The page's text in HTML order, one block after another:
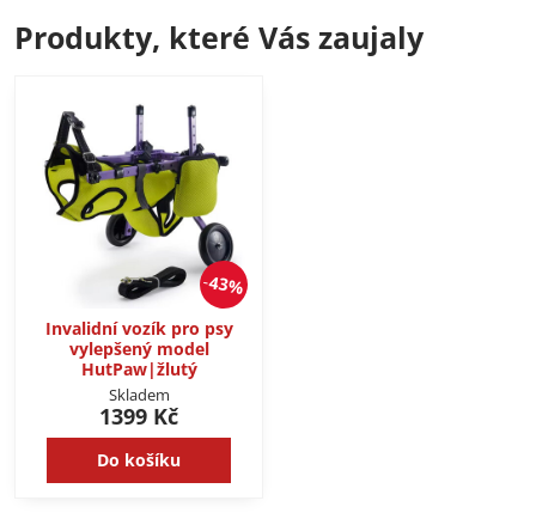
Produkty, které Vás zaujaly
43%
Invalidní vozík pro psy
vylepšený model
HutPaw|žlutý
Skladem
1399 Kč
Do košíku